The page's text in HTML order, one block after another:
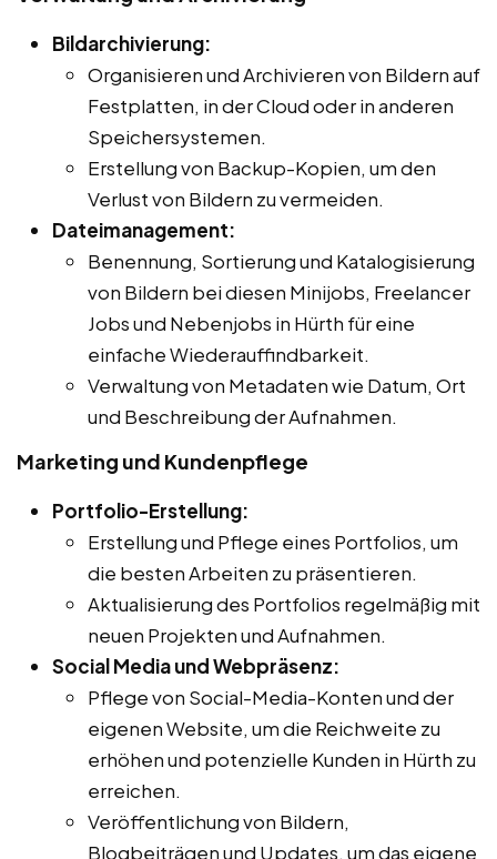
Bildarchivierung:
Organisieren und Archivieren von Bildern auf
Festplatten, in der Cloud oder in anderen
Speichersystemen.
Erstellung von Backup-Kopien, um den
Verlust von Bildern zu vermeiden.
Dateimanagement:
Benennung, Sortierung und Katalogisierung
von Bildern bei diesen Minijobs, Freelancer
Jobs und Nebenjobs in Hürth für eine
einfache Wiederauffindbarkeit.
Verwaltung von Metadaten wie Datum, Ort
und Beschreibung der Aufnahmen.
Marketing und Kundenpflege
Portfolio-Erstellung:
Erstellung und Pflege eines Portfolios, um
die besten Arbeiten zu präsentieren.
Aktualisierung des Portfolios regelmäßig mit
neuen Projekten und Aufnahmen.
Social Media und Webpräsenz:
Pflege von Social-Media-Konten und der
eigenen Website, um die Reichweite zu
erhöhen und potenzielle Kunden in Hürth zu
erreichen.
Veröffentlichung von Bildern,
Blogbeiträgen und Updates, um das eigene